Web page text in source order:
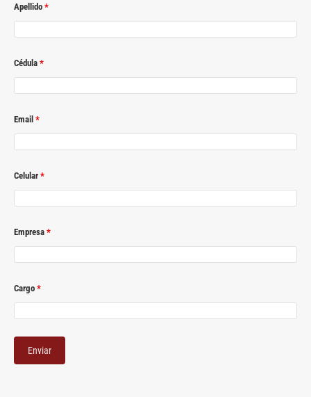
Apellido *
Cédula *
Email *
Celular *
Empresa *
Cargo *